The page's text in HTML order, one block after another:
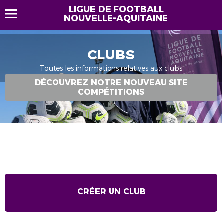
LIGUE DE FOOTBALL
NOUVELLE-AQUITAINE
CLUBS
Toutes les informations relatives aux clubs
DÉCOUVREZ NOTRE NOUVEAU SITE
COMPÉTITIONS
CRÉER UN CLUB